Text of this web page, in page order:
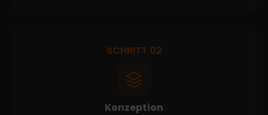
SCHRITT 02
Konzeption